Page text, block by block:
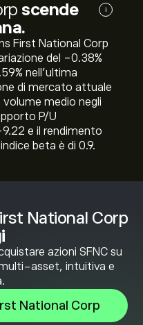
National Corp
azioni SFNC su
asset, intuitiva e
National Corp
scende
i
First National Corp
del ‎-0.38‎%
nell'ultima
di mercato attuale
volume medio negli
P/U
e il rendimento
beta è di 0.9.